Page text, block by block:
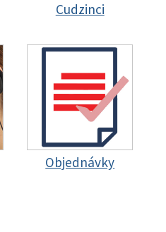
Cudzinci
Objednávky